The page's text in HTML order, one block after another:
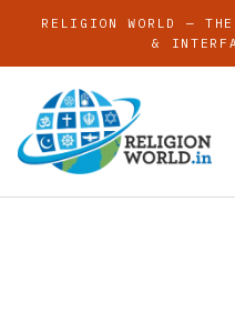
RELIGION WORLD —
&